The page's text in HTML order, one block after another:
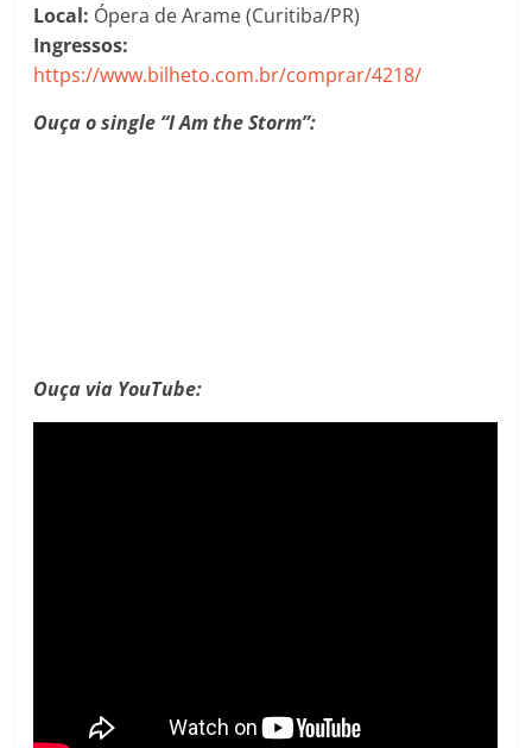
Local: Ópera de Arame (Curitiba/PR)
Ingressos:
https://www.bilheto.com.br/comprar/4218/
Ouça o single “I Am the Storm”:
Ouça via YouTube: